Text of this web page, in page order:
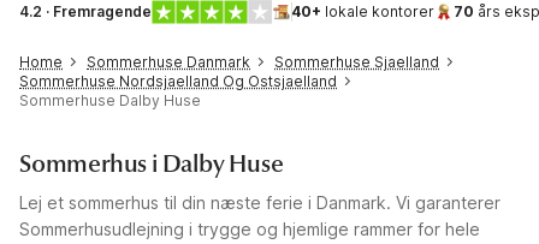
4.2 · Fremragende 40+ lokale kontorer 70 års
Home Sommerhuse Danmark
Sommerhuse Sjaelland
Sommerhuse Nordsjaelland Og Ostsjaelland
Sommerhuse Dalby Huse
Sommerhus i Dalby Huse
Lej et sommerhus til din næste ferie i Danmark. Vi garanterer
Sommerhusudlejning i trygge og hjemlige rammer for hele